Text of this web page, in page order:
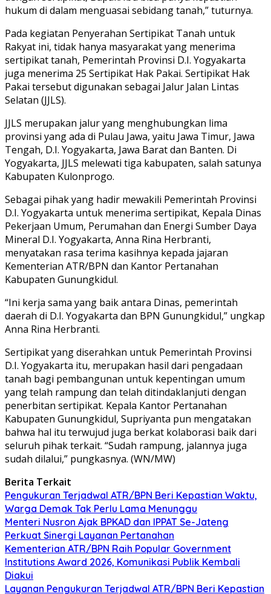
hukum di dalam menguasai sebidang tanah,” tuturnya.
Pada kegiatan Penyerahan Sertipikat Tanah untuk
Rakyat ini, tidak hanya masyarakat yang menerima
sertipikat tanah, Pemerintah Provinsi D.I. Yogyakarta
juga menerima 25 Sertipikat Hak Pakai. Sertipikat Hak
Pakai tersebut digunakan sebagai Jalur Jalan Lintas
Selatan (JJLS).
JJLS merupakan jalur yang menghubungkan lima
provinsi yang ada di Pulau Jawa, yaitu Jawa Timur, Jawa
Tengah, D.I. Yogyakarta, Jawa Barat dan Banten. Di
Yogyakarta, JJLS melewati tiga kabupaten, salah satunya
Kabupaten Kulonprogo.
Sebagai pihak yang hadir mewakili Pemerintah Provinsi
D.I. Yogyakarta untuk menerima sertipikat, Kepala Dinas
Pekerjaan Umum, Perumahan dan Energi Sumber Daya
Mineral D.I. Yogyakarta, Anna Rina Herbranti,
menyatakan rasa terima kasihnya kepada jajaran
Kementerian ATR/BPN dan Kantor Pertanahan
Kabupaten Gunungkidul.
“Ini kerja sama yang baik antara Dinas, pemerintah
daerah di D.I. Yogyakarta dan BPN Gunungkidul,” ungkap
Anna Rina Herbranti.
Sertipikat yang diserahkan untuk Pemerintah Provinsi
D.I. Yogyakarta itu, merupakan hasil dari pengadaan
tanah bagi pembangunan untuk kepentingan umum
yang telah rampung dan telah ditindaklanjuti dengan
penerbitan sertipikat. Kepala Kantor Pertanahan
Kabupaten Gunungkidul, Supriyanta pun mengatakan
bahwa hal itu terwujud juga berkat kolaborasi baik dari
seluruh pihak terkait. “Sudah rampung, jalannya juga
sudah dilalui,” pungkasnya. (WN/MW)
Berita Terkait
Pengukuran Terjadwal ATR/BPN Beri Kepastian Waktu,
Warga Demak Tak Perlu Lama Menunggu
Menteri Nusron Ajak BPKAD dan IPPAT Se-Jateng
Perkuat Sinergi Layanan Pertanahan
Kementerian ATR/BPN Raih Popular Government
Institutions Award 2026, Komunikasi Publik Kembali
Diakui
Layanan Pengukuran Terjadwal ATR/BPN Beri Kepastian